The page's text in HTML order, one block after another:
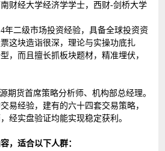
财经大学经济学学士，西财-剑桥大学
年二级市场投资经验，具备全球投资资
这块造诣很深，理论与实操功底扎
，而且擅长抓板块题材，精准埋伏，
期货首席策略分析师、机构部总经理。
易经验，建有的六十四套交易策略，
经实盘验证均能实现稳定获利。
，适合以下人群：